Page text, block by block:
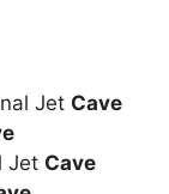
Jet Cave
Jet Cave